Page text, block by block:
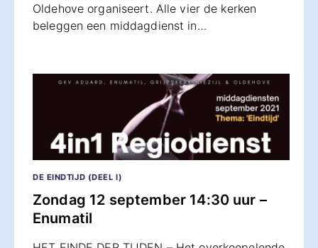
Oldehove organiseert. Alle vier de kerken
beleggen een middagdienst in…
DE EINDTIJD (DEEL I)
Zondag 12 september 14:30 uur –
Enumatil